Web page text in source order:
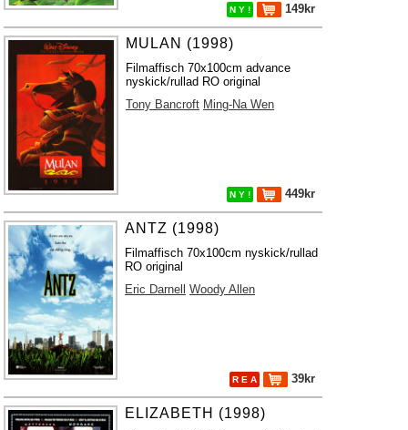
N Y ! 149kr
MULAN (1998)
Filmaffisch 70x100cm advance
nyskick/rullad RO original
Tony Bancroft Ming-Na Wen
N Y ! 449kr
ANTZ (1998)
Filmaffisch 70x100cm nyskick/rullad
RO original
Eric Darnell
Woody Allen
R E A 39kr
ELIZABETH (1998)